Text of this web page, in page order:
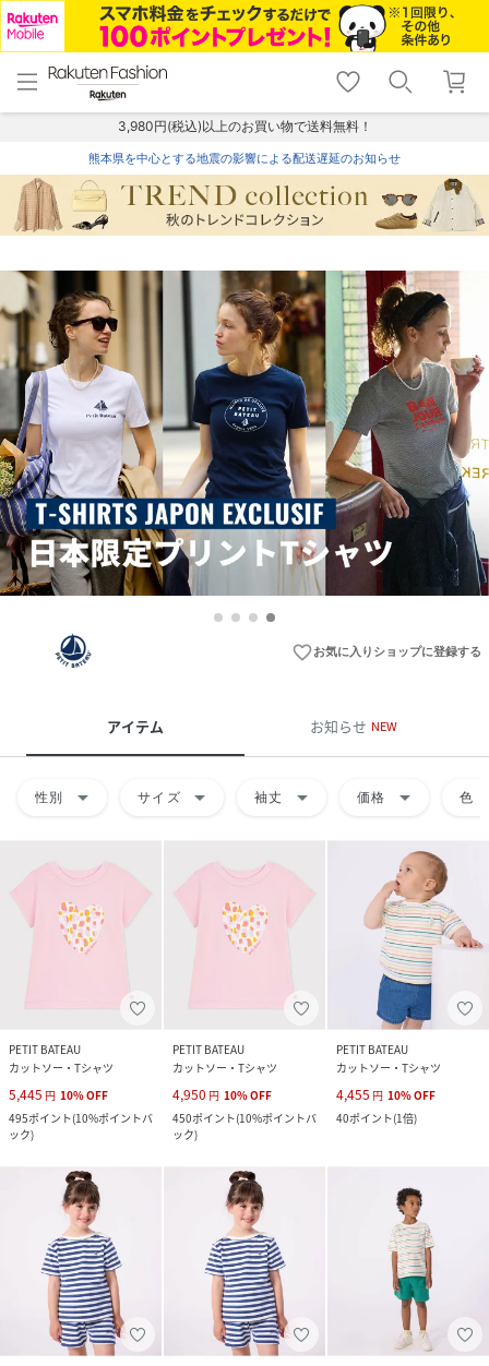
menu home
トップ
shopping_cart lock_outline
ログイン
3,980円(税込)以上のお買い物で送料無料！
熊本県を中心とする地震の影響による配送遅延のお知らせ
favorite_borderお気に入りショップに登録する
アイテム お知らせ NEW
性別 arrow_drop_down サイズ arrow_drop_down 袖丈 arrow_drop_down 価格 arrow_drop_down 色
PETIT BATEAU
カットソー・Tシャツ
5,445 円 10%OFF
495ポイント(10%ポイントバ
ック)
PETIT BATEAU
カットソー・Tシャツ
4,950 円 10%OFF
450ポイント(10%ポイントバ
ック)
PETIT BATEAU
カットソー・Tシャツ
4,455 円 10%OFF
40ポイント(1倍)